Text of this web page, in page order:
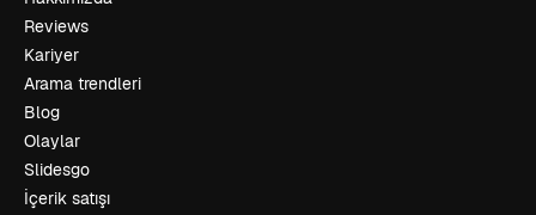
Reviews
Kariyer
Arama trendleri
Blog
Olaylar
Slidesgo
İçerik satışı